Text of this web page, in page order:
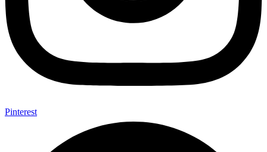
Pinterest